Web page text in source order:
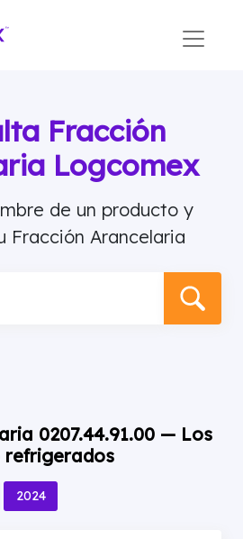
Fracción
Logcomex
de un producto y
Fracción Arancelaria
0207.44.91.00 — Los
refrigerados
2024